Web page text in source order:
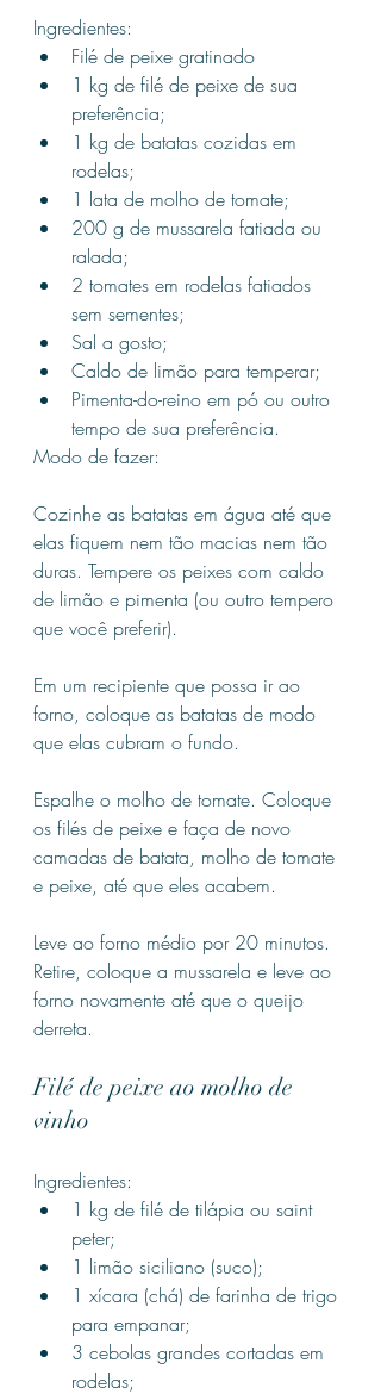
Ingredientes:
Filé de peixe gratinado
1 kg de filé de peixe de sua
preferência;
1 kg de batatas cozidas em
rodelas;
1 lata de molho de tomate;
200 g de mussarela fatiada ou
ralada;
2 tomates em rodelas fatiados
sem sementes;
Sal a gosto;
Caldo de limão para temperar;
Pimenta-do-reino em pó ou outro
tempo de sua preferência.
Modo de fazer:
Cozinhe as batatas em água até que
elas fiquem nem tão macias nem tão
duras. Tempere os peixes com caldo
de limão e pimenta (ou outro tempero
que você preferir).
Em um recipiente que possa ir ao
forno, coloque as batatas de modo
que elas cubram o fundo.
Espalhe o molho de tomate. Coloque
os filés de peixe e faça de novo
camadas de batata, molho de tomate
e peixe, até que eles acabem.
Leve ao forno médio por 20 minutos.
Retire, coloque a mussarela e leve ao
forno novamente até que o queijo
derreta.
Filé de peixe ao molho de
vinho
Ingredientes:
1 kg de filé de tilápia ou saint
peter;
1 limão siciliano (suco);
1 xícara (chá) de farinha de trigo
para empanar;
3 cebolas grandes cortadas em
rodelas;